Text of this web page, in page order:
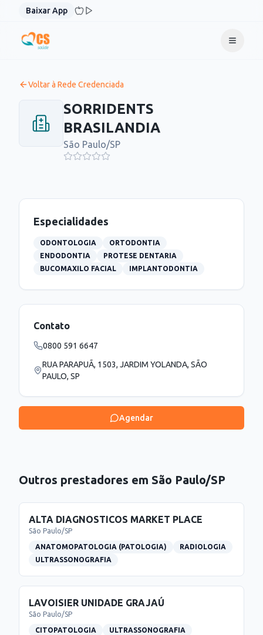
Pular para o conteúdo
Baixar App
Voltar à Rede Credenciada
SORRIDENTS
BRASILANDIA
São Paulo/SP
Especialidades
ODONTOLOGIA
ORTODONTIA
ENDODONTIA
PROTESE DENTARIA
BUCOMAXILO FACIAL
IMPLANTODONTIA
Contato
0800 591 6647
RUA PARAPUÃ, 1503, JARDIM YOLANDA, SÃO
PAULO, SP
Agendar
Outros prestadores em São Paulo/SP
ALTA DIAGNOSTICOS MARKET PLACE
São Paulo/SP
ANATOMOPATOLOGIA (PATOLOGIA)
RADIOLOGIA
ULTRASSONOGRAFIA
LAVOISIER UNIDADE GRAJAÚ
São Paulo/SP
CITOPATOLOGIA
ULTRASSONOGRAFIA